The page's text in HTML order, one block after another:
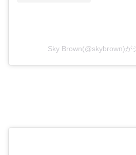
Sky Brown(@skybrown)が